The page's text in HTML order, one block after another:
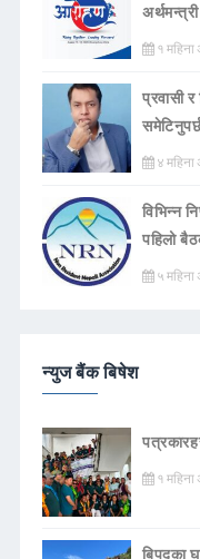
१ महिना
प्रवासी र
४ महिना
विभिन्न
पहिलो
५ महिना
न्युज बैंक बिषेश
१ महिना
बिपद्का